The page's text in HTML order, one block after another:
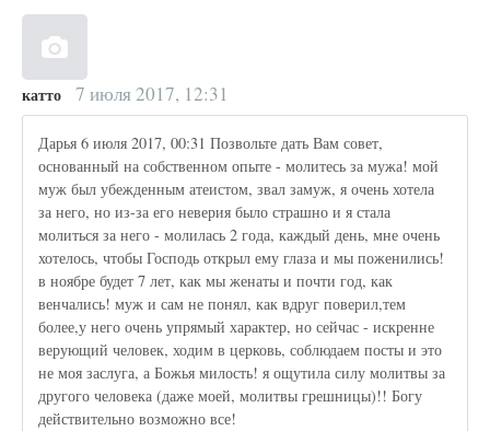
катто 7 июля 2017, 12:31
Дарья 6 июля 2017, 00:31 Позвольте дать Вам совет,
основанный на собственном опыте - молитесь за мужа! мой
муж был убежденным атеистом, звал замуж, я очень хотела
за него, но из-за его неверия было страшно и я стала
молиться за него - молилась 2 года, каждый день, мне очень
хотелось, чтобы Господь открыл ему глаза и мы поженились!
в ноябре будет 7 лет, как мы женаты и почти год, как
венчались! муж и сам не понял, как вдруг поверил,тем
более,у него очень упрямый характер, но сейчас - искренне
верующий человек, ходим в церковь, соблюдаем посты и это
не моя заслуга, а Божья милость! я ощутила силу молитвы за
другого человека (даже моей, молитвы грешницы)!! Богу
действительно возможно все!